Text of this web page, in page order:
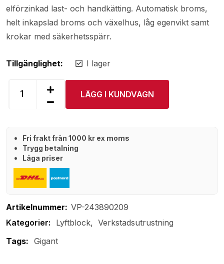
elförzinkad last- och handkätting. Automatisk broms,
helt inkapslad broms och växelhus, låg egenvikt samt
krokar med säkerhetsspärr.
Tillgänglighet: I lager
LÄGG I KUNDVAGN
Fri frakt från 1000 kr ex moms
Trygg betalning
Låga priser
Artikelnummer: VP-243890209
Lyftblock
Verkstadsutrustning
Tags: Gigant